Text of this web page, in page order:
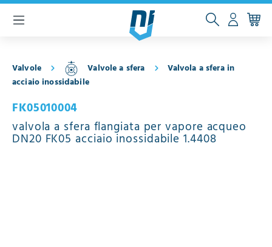
principale
Valvole Valvole a sfera
Valvola a sfera in
acciaio inossidabile
FK05010004
valvola a sfera flangiata per vapore acqueo
DN20 FK05 acciaio inossidabile 1.4408